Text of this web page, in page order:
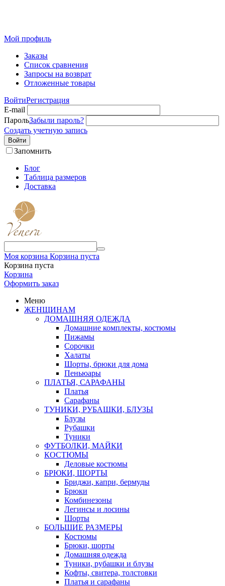
Мой профиль
Заказы
Список сравнения
Запросы на возврат
Отложенные товары
ВойтиРегистрация
E-mail
ПарольЗабыли пароль?
Создать учетную запись
Войти
Запомнить
Блог
Таблица размеров
Доставка
Моя корзина Корзина пуста
Корзина пуста
Корзина
Оформить заказ
Меню
ЖЕНЩИНАМ
ДОМАШНЯЯ ОДЕЖДА
Домашние комплекты, костюмы
Пижамы
Сорочки
Халаты
Шорты, брюки для дома
Пеньюары
ПЛАТЬЯ, САРАФАНЫ
Платья
Сарафаны
ТУНИКИ, РУБАШКИ, БЛУЗЫ
Блузы
Рубашки
Туники
ФУТБОЛКИ, МАЙКИ
КОСТЮМЫ
Деловые костюмы
БРЮКИ, ШОРТЫ
Бриджи, капри, бермуды
Брюки
Комбинезоны
Легинсы и лосины
Шорты
БОЛЬШИЕ РАЗМЕРЫ
Костюмы
Брюки, шорты
Домашняя одежда
Туники, рубашки и блузы
Кофты, свитера, толстовки
Платья и сарафаны